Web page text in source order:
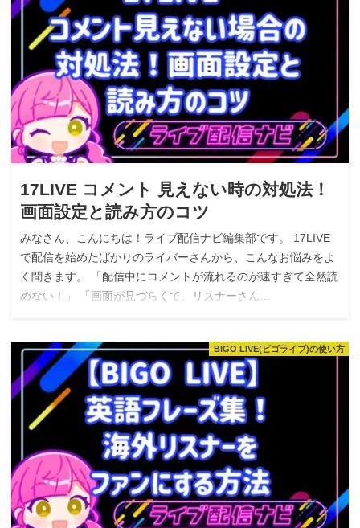
17LIVE コメント 見えない時の対処法！
画面設定と読み方のコツ
みなさん、こんにちは！ライブ配信ナビ編集部です。 17LIVE
で配信を始めたばかりのライバーさんから、こんなお悩みをよ
く聞きます。 「配信中にコメントが流れるのが速すぎて全然読
めない！」 「画面が見づらくて、リスナーさん…
BIGO LIVE(ビゴライブ)の使い方